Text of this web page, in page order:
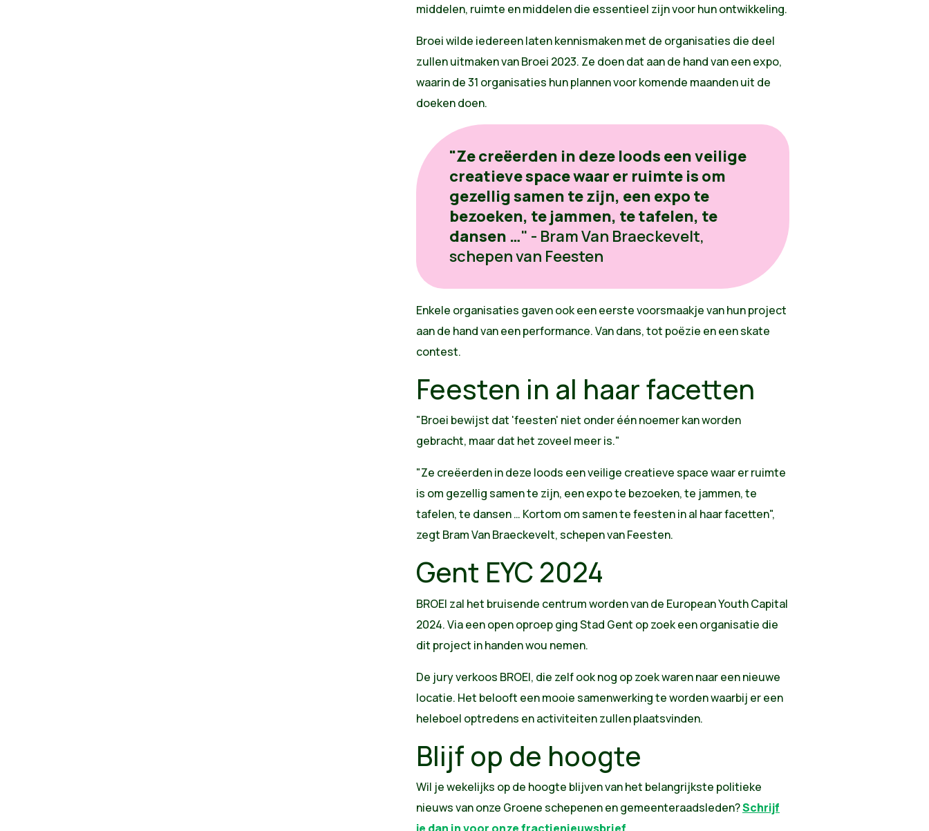
middelen, ruimte en middelen die essentieel zijn voor hun ontwikkeling.
Broei wilde iedereen laten kennismaken met de organisaties die deel
zullen uitmaken van Broei 2023. Ze doen dat aan de hand van een expo,
waarin de 31 organisaties hun plannen voor komende maanden uit de
doeken doen.
"Ze creëerden in deze loods een veilige
creatieve space waar er ruimte is om
gezellig samen te zijn, een expo te
bezoeken, te jammen, te tafelen, te
dansen …" - Bram Van Braeckevelt,
schepen van Feesten
Enkele organisaties gaven ook een eerste voorsmaakje van hun project
aan de hand van een performance. Van dans, tot poëzie en een skate
contest.
Feesten in al haar facetten
"Broei bewijst dat 'feesten' niet onder één noemer kan worden
gebracht, maar dat het zoveel meer is."
"Ze creëerden in deze loods een veilige creatieve space waar er ruimte
is om gezellig samen te zijn, een expo te bezoeken, te jammen, te
tafelen, te dansen … Kortom om samen te feesten in al haar facetten",
zegt Bram Van Braeckevelt, schepen van Feesten.
Gent EYC 2024
BROEI zal het bruisende centrum worden van de European Youth Capital
2024. Via een open oproep ging Stad Gent op zoek een organisatie die
dit project in handen wou nemen.
De jury verkoos BROEI, die zelf ook nog op zoek waren naar een nieuwe
locatie. Het belooft een mooie samenwerking te worden waarbij er een
heleboel optredens en activiteiten zullen plaatsvinden.
Blijf op de hoogte
Wil je wekelijks op de hoogte blijven van het belangrijkste politieke
nieuws van onze Groene schepenen en gemeenteraadsleden?Schrijf